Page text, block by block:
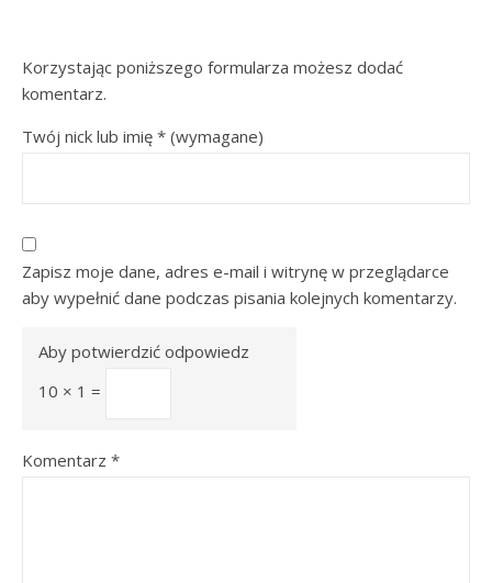
Korzystając poniższego formularza możesz dodać
komentarz.
Twój nick lub imię * (wymagane)
Zapisz moje dane, adres e-mail i witrynę w przeglądarce
aby wypełnić dane podczas pisania kolejnych komentarzy.
Aby potwierdzić odpowiedz
10 × 1 =
Komentarz *